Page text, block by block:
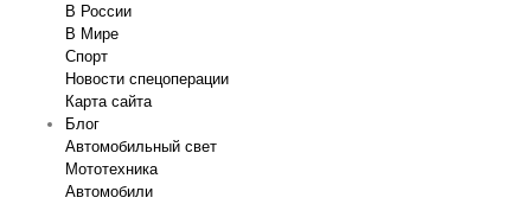
В России
В Мире
Спорт
Новости спецоперации
Карта сайта
Блог
Автомобильный свет
Мототехника
Автомобили